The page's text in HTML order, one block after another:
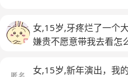
女,15岁,牙疼烂了一个
嫌贵不愿意带我去看怎
办
女,15岁,新年演出，我